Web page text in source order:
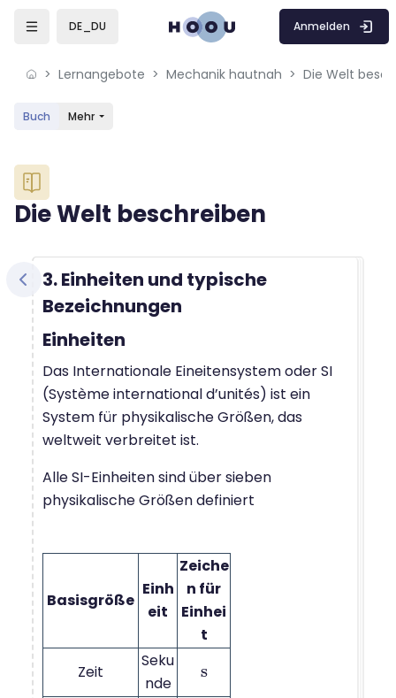
Skip to sidebar navigation menu
Skip to mobile navigation menu
Skip to sidebar hidden blocks
DE_DU Anmelden
Lernangebote Mechanik hautnah Die Welt
Buch Mehr
Blöcke
Die Welt beschreiben
Blöcke
Abschlussbedingungen
3. Einheiten und typische
Bezeichnungen
Einheiten
Das Internationale Eineitensystem oder SI
(Système international d’unités) ist ein
System für physikalische Größen, das
weltweit verbreitet ist.
Alle SI-Einheiten sind über sieben
physikalische Größen definiert
Basisgröße
Einh
eit
Zeiche
n für
Einhei
t
Zeit
Seku
nde
s
s